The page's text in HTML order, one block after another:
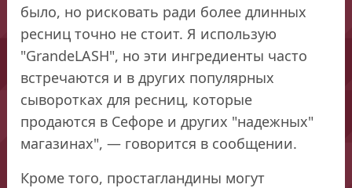
было, но рисковать ради более длинных
ресниц точно не стоит. Я использую
"GrandeLASH", но эти ингредиенты часто
встречаются и в других популярных
сыворотках для ресниц, которые
продаются в Сефоре и других "надежных"
магазинах", — говорится в сообщении.
Кроме того, простагландины могут